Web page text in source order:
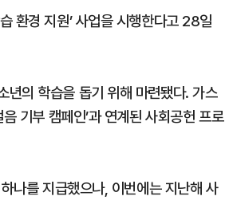
환경 지원’ 사업을 시행한다고 28일
년의 학습을 돕기 위해 마련됐다. 가스
기부 캠페인’과 연계된 사회공헌 프로
나를 지급했으나, 이번에는 지난해 사